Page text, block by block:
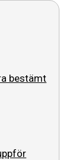
bestämt